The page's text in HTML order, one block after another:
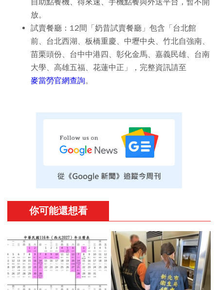
放。
試賣餐廳：12間「奶昔試賣餐廳」包含「台北館
前、台北西湖、板橋重慶、中壢中央、竹北自強南、
苗栗頭份、台中中港四、彰化金馬、嘉義民雄、台南
大學、高雄五福、花蓮中正」，完整資訊請至
麥當勞官網查詢。